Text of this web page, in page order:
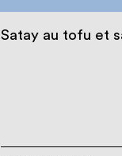
Satay au tofu et